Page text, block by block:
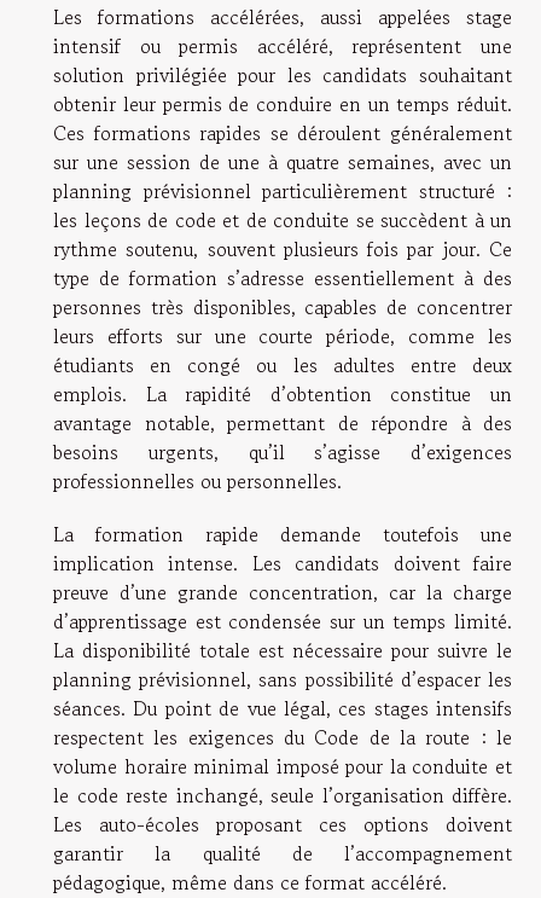
Les formations accélérées, aussi appelées stage
intensif ou permis accéléré, représentent une
solution privilégiée pour les candidats souhaitant
obtenir leur permis de conduire en un temps réduit.
Ces formations rapides se déroulent généralement
sur une session de une à quatre semaines, avec un
planning prévisionnel particulièrement structuré :
les leçons de code et de conduite se succèdent à un
rythme soutenu, souvent plusieurs fois par jour. Ce
type de formation s’adresse essentiellement à des
personnes très disponibles, capables de concentrer
leurs efforts sur une courte période, comme les
étudiants en congé ou les adultes entre deux
emplois. La rapidité d’obtention constitue un
avantage notable, permettant de répondre à des
besoins urgents, qu’il s’agisse d’exigences
professionnelles ou personnelles.
La formation rapide demande toutefois une
implication intense. Les candidats doivent faire
preuve d’une grande concentration, car la charge
d’apprentissage est condensée sur un temps limité.
La disponibilité totale est nécessaire pour suivre le
planning prévisionnel, sans possibilité d’espacer les
séances. Du point de vue légal, ces stages intensifs
respectent les exigences du Code de la route : le
volume horaire minimal imposé pour la conduite et
le code reste inchangé, seule l’organisation diffère.
Les auto-écoles proposant ces options doivent
garantir la qualité de l’accompagnement
pédagogique, même dans ce format accéléré.